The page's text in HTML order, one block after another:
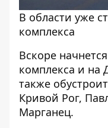
В области уже
комплекса
Вскоре
комплекса и на
также
Кривой Рог,
Марганец.